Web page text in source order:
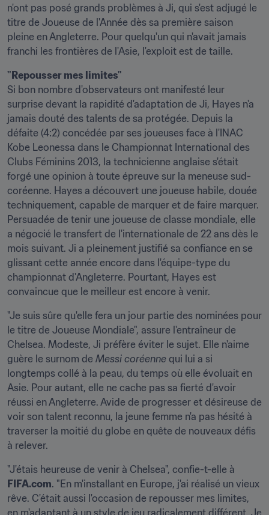
n'ont pas posé grands problèmes à Ji, qui s'est adjugé le
titre de Joueuse de l'Année dès sa première saison
pleine en Angleterre. Pour quelqu'un qui n'avait jamais
franchi les frontières de l'Asie, l'exploit est de taille.
"Repousser mes limites"
Si bon nombre d'observateurs ont manifesté leur
surprise devant la rapidité d'adaptation de Ji, Hayes n'a
jamais douté des talents de sa protégée. Depuis la
défaite (4:2) concédée par ses joueuses face à l'INAC
Kobe Leonessa dans le Championnat International des
Clubs Féminins 2013, la technicienne anglaise s'était
forgé une opinion à toute épreuve sur la meneuse sud-
coréenne. Hayes a découvert une joueuse habile, douée
techniquement, capable de marquer et de faire marquer.
Persuadée de tenir une joueuse de classe mondiale, elle
a négocié le transfert de l'internationale de 22 ans dès le
mois suivant. Ji a pleinement justifié sa confiance en se
glissant cette année encore dans l'équipe-type du
championnat d'Angleterre. Pourtant, Hayes est
convaincue que le meilleur est encore à venir.
"Je suis sûre qu'elle fera un jour partie des nominées pour
le titre de Joueuse Mondiale", assure l'entraîneur de
Chelsea. Modeste, Ji préfère éviter le sujet. Elle n'aime
guère le surnom de Messi coréenne qui lui a si
longtemps collé à la peau, du temps où elle évoluait en
Asie. Pour autant, elle ne cache pas sa fierté d'avoir
réussi en Angleterre. Avide de progresser et désireuse de
voir son talent reconnu, la jeune femme n'a pas hésité à
traverser la moitié du globe en quête de nouveaux défis
à relever.
FIFA.com. "En m'installant en Europe, j'ai réalisé un vieux
rêve. C'était aussi l'occasion de repousser mes limites,
en m'adaptant à un style de jeu radicalement différent. Je